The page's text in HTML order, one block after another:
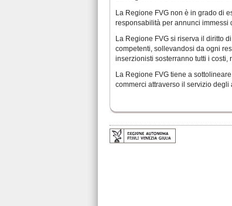
La Regione FVG non è in grado di
responsabilità per annunci
La Regione FVG si riserva il diritto
competenti, sollevandosi da ogni
inserzionisti sosterranno tutti i
La Regione FVG tiene a
commerci attraverso il servizio degli